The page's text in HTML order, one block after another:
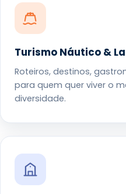
Turismo Náutico &
Roteiros, destinos,
para quem quer viver o
diversidade.